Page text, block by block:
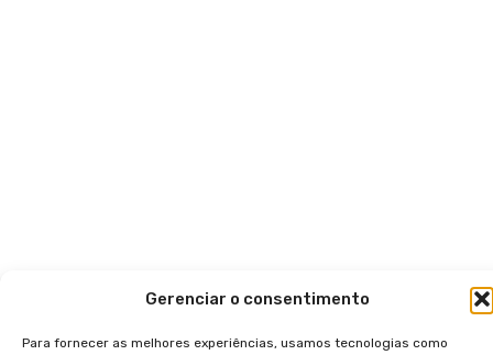
Gerenciar o consentimento
Para fornecer as melhores experiências, usamos tecnologias como